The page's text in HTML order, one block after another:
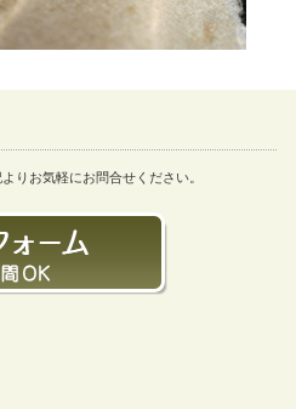
りお気軽にお問合せください。